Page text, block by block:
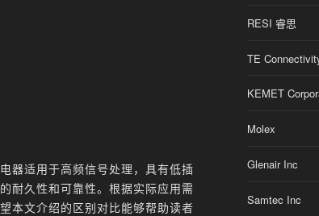
器适用于高频信号处理，具有低插
耐久性和可靠性。根据实际应用需
本文介绍的区别对比能够帮助读者
RESI 睿思
TE
KEMET
Molex
Glenair Inc
Samtec Inc